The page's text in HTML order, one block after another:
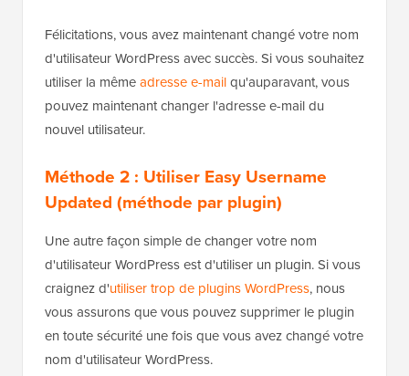
Félicitations, vous avez maintenant changé votre nom
d'utilisateur WordPress avec succès. Si vous souhaitez
utiliser la mêmeadresse e-mailqu'auparavant, vous
pouvez maintenant changer l'adresse e-mail du
nouvel utilisateur.
Méthode 2 : Utiliser Easy Username
Updated (méthode par plugin)
Une autre façon simple de changer votre nom
d'utilisateur WordPress est d'utiliser un plugin. Si vous
craignez d'utiliser trop de plugins WordPress, nous
vous assurons que vous pouvez supprimer le plugin
en toute sécurité une fois que vous avez changé votre
nom d'utilisateur WordPress.